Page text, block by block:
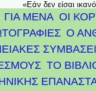
«Εάν δεν είσαι
ΓΙΑ ΜΕΝΑ ΟΙ
Ο
ΤΟ